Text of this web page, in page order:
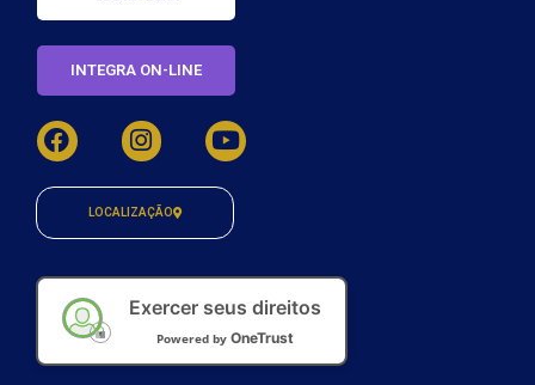
INTEGRA ON-LINE
LOCALIZAÇÃO
Exercer seus direitos
Powered by OneTrust